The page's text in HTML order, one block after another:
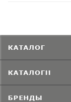
КАТАЛОГ
КАТАЛОГИ
БРЕНДЫ